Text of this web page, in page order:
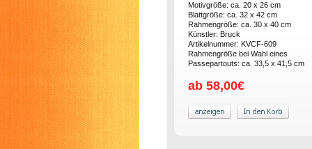
Motivgröße: ca. 20 x 26 cm
Blattgröße: ca. 32 x 42 cm
Rahmengröße: ca. 30 x 40 cm
Künstler: Bruck
Artikelnummer: KVCF-609
Rahmengröße bei Wahl eines
Passepartouts: ca. 33,5 x 41,5 cm
ab 58,00€